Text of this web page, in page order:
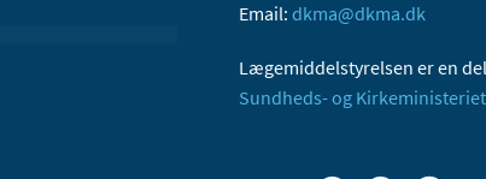
Email: dkma@dkma.dk
Lægemiddelstyrelsen er en
Sundheds- og